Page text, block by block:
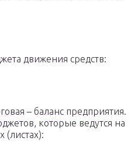
движения средств:
– баланс предприятия.
которые ведутся на
(листах):